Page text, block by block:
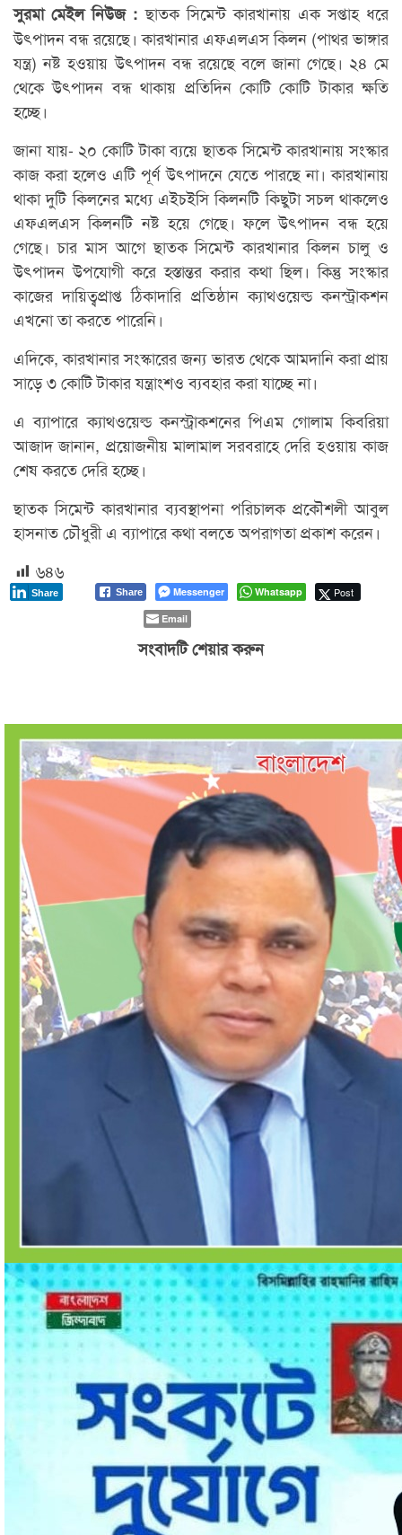
সুরমা মেইল নিউজ : ছাতক সিমেন্ট কারখানায় এক সপ্তাহ ধরে
উৎপাদন বন্ধ রয়েছে। কারখানার এফএলএস কিলন (পাথর ভাঙ্গার
যন্ত্র) নষ্ট হওয়ায় উৎপাদন বন্ধ রয়েছে বলে জানা গেছে। ২৪ মে
থেকে উৎপাদন বন্ধ থাকায় প্রতিদিন কোটি কোটি টাকার ক্ষতি
হচ্ছে।
জানা যায়- ২০ কোটি টাকা ব্যয়ে ছাতক সিমেন্ট কারখানায় সংস্কার
কাজ করা হলেও এটি পূর্ণ উৎপাদনে যেতে পারছে না। কারখানায়
থাকা দুটি কিলনের মধ্যে এইচইসি কিলনটি কিছুটা সচল থাকলেও
এফএলএস কিলনটি নষ্ট হয়ে গেছে। ফলে উৎপাদন বন্ধ হয়ে
গেছে। চার মাস আগে ছাতক সিমেন্ট কারখানার কিলন চালু ও
উৎপাদন উপযোগী করে হস্তান্তর করার কথা ছিল। কিন্তু সংস্কার
কাজের দায়িত্বপ্রাপ্ত ঠিকাদারি প্রতিষ্ঠান ক্যাথওয়েল্ড কনস্ট্রাকশন
এখনো তা করতে পারেনি।
এদিকে, কারখানার সংস্কারের জন্য ভারত থেকে আমদানি করা প্রায়
সাড়ে ৩ কোটি টাকার যন্ত্রাংশও ব্যবহার করা যাচ্ছে না।
এ ব্যাপারে ক্যাথওয়েল্ড কনস্ট্রাকশনের পিএম গোলাম কিবরিয়া
আজাদ জানান, প্রয়োজনীয় মালামাল সরবরাহে দেরি হওয়ায় কাজ
শেষ করতে দেরি হচ্ছে।
ছাতক সিমেন্ট কারখানার ব্যবস্থাপনা পরিচালক প্রকৌশলী আবুল
হাসনাত চৌধুরী এ ব্যাপারে কথা বলতে অপরাগতা প্রকাশ করেন।
৬৪৬
Share Messenger Whatsapp Post
Share
Email
সংবাদটি শেয়ার করুন